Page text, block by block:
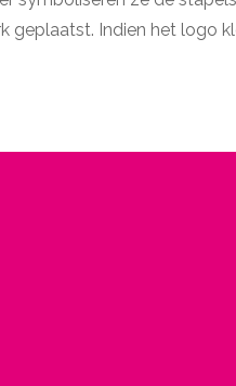
Indien het logo